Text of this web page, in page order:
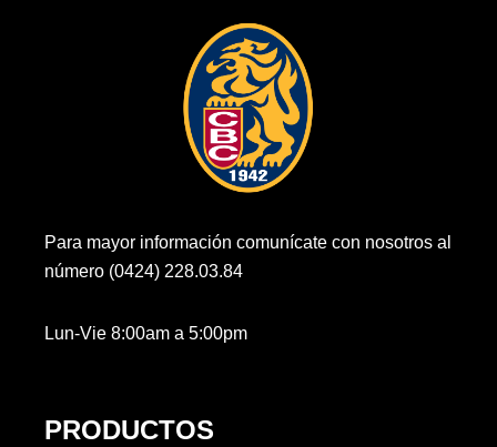
Para mayor información comunícate con nosotros al
número (0424) 228.03.84
Lun-Vie 8:00am a 5:00pm
PRODUCTOS